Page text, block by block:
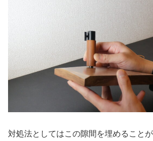
対処法としてはこの隙間を埋めること